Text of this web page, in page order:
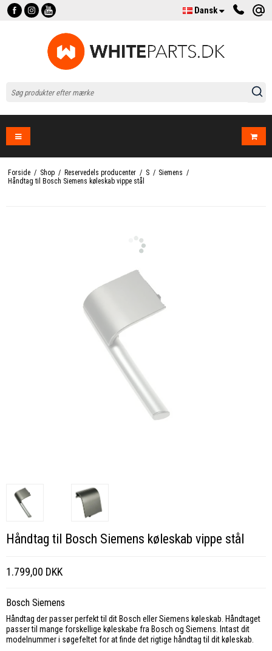
Dansk
Forside / Shop / Reservedels producenter / S / Siemens /
Håndtag til Bosch Siemens køleskab vippe stål
Håndtag til Bosch Siemens køleskab vippe stål
1.799,00 DKK
Bosch Siemens
Håndtag der passer perfekt til dit Bosch eller Siemens køleskab. Håndtaget
passer til mange forskellige køleskabe fra Bosch og Siemens. Intast dit
modelnummer i søgefeltet for at finde det rigtige håndtag til dit køleskab.